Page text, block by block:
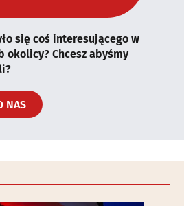
się coś interesującego w
okolicy? Chcesz abyśmy
NAS